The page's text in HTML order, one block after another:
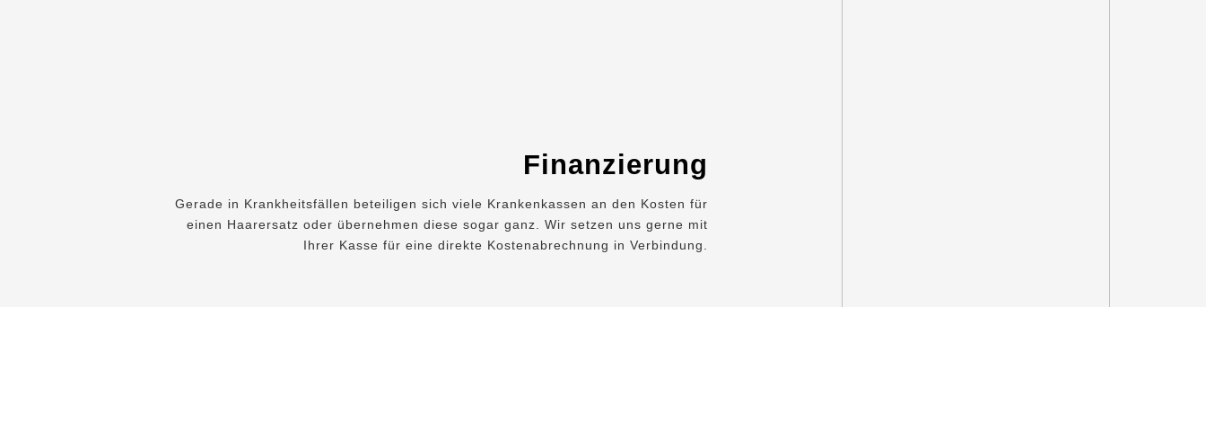
Finanzierung
Gerade in Krankheitsfällen beteiligen sich viele Krankenkassen an den Kosten für
einen Haarersatz oder übernehmen diese sogar ganz. Wir setzen uns gerne mit
Ihrer Kasse für eine direkte Kostenabrechnung in Verbindung.